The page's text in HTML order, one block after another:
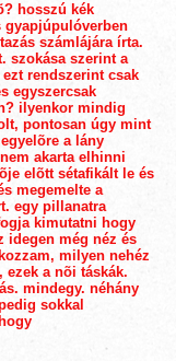
hosszú kék
gyapjúpulóverben
számlájára írta.
szokása szerint a
rendszerint csak
egyszercsak
ilyenkor mindig
pontosan úgy mint
a lány
akarta elhinni
elõtt sétafikált le és
megemelte a
egy pillanatra
kimutatni hogy
idegen még néz és
milyen nehéz
a nõi táskák.
mindegy. néhány
sokkal